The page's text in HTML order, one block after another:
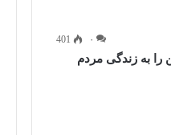
۰ 401
را به زندگی مردم